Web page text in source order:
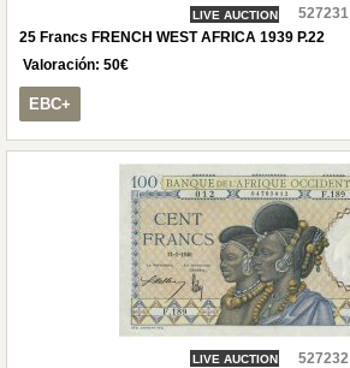
LIVE AUCTION
527231
25 Francs FRENCH WEST AFRICA 1939 P.22
Valoración: 50€
EBC+
LIVE AUCTION
527232